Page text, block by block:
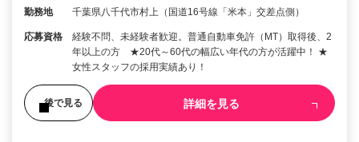
勤務地 千葉県八千代市村上（国道16号線「米本」交差点側）
応募資格
経験不問、未経験者歓迎。普通自動車免許（MT）取得後、2
年以上の方 ★20代～60代の幅広い年代の方が活躍中！ ★
女性スタッフの採用実績あり！
後で見る 詳細を見る